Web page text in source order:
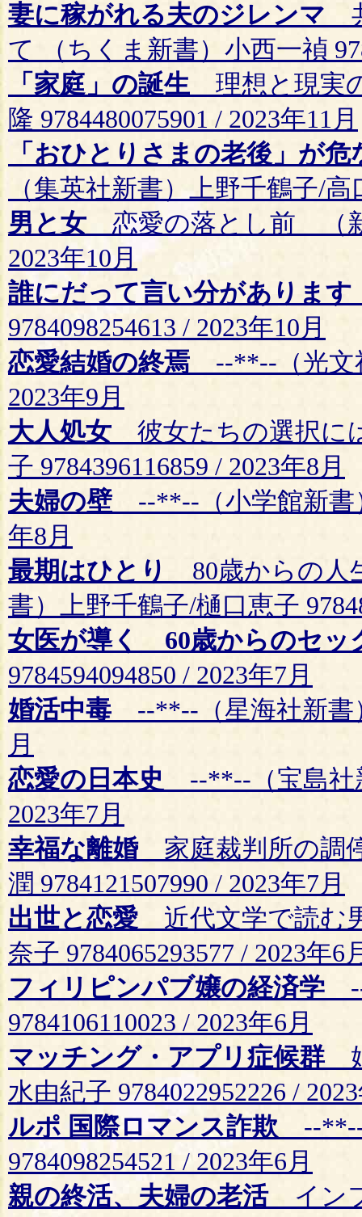
妻に稼がれる夫のジレンマ
て （ちくま新書）小西一禎
「家庭」の誕生 理想と現実
隆 9784480075901 / 2023年11月
「おひとりさまの老後」が危
（集英社新書）上野千鶴子/高
男と女 恋愛の落とし前 （新
2023年10月
誰にだって言い分があります
9784098254613 / 2023年10月
恋愛結婚の終焉 --**--（光文
2023年9月
大人処女 彼女たちの選択に
子 9784396116859 / 2023年8月
夫婦の壁 --**--（小学館新書
年8月
最期はひとり
80歳からの人
書）上野千鶴子/樋口恵子
女医が導く 60歳からのセッ
9784594094850 / 2023年7月
婚活中毒 --**--（星海社新書
月
恋愛の日本史
--**--（宝島社
2023年7月
幸福な離婚家庭裁判所の調
潤 9784121507990 / 2023年7月
出世と恋愛 近代文学で読む
奈子 9784065293577 / 2023年6
フィリピンパブ嬢の経済学
9784106110023 / 2023年6月
マッチング・アプリ症候群
水由紀子 9784022952226 /
ルポ 国際ロマンス詐欺 --**--
9784098254521 / 2023年6月
親の終活、夫婦の老活インフ